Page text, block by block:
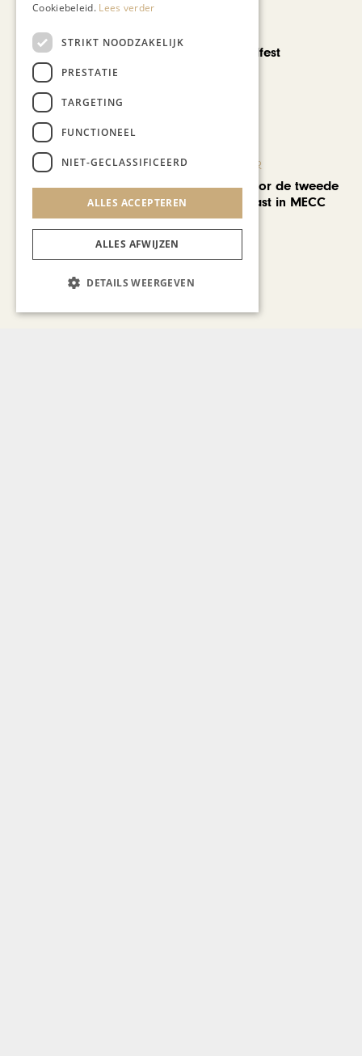
Noorbeek Foodfest
KUNST & CULTUUR
EuropArtFair voor de tweede
keer op rij te gast in MECC
Maastricht
Bekijk alle artikelen
Cookiebeleid. Lees verder
STRIKT NOODZAKELIJK
PRESTATIE
TARGETING
FUNCTIONEEL
NIET-GECLASSIFICEERD
ALLES ACCEPTEREN
ALLES AFWIJZEN
DETAILS WEERGEVEN